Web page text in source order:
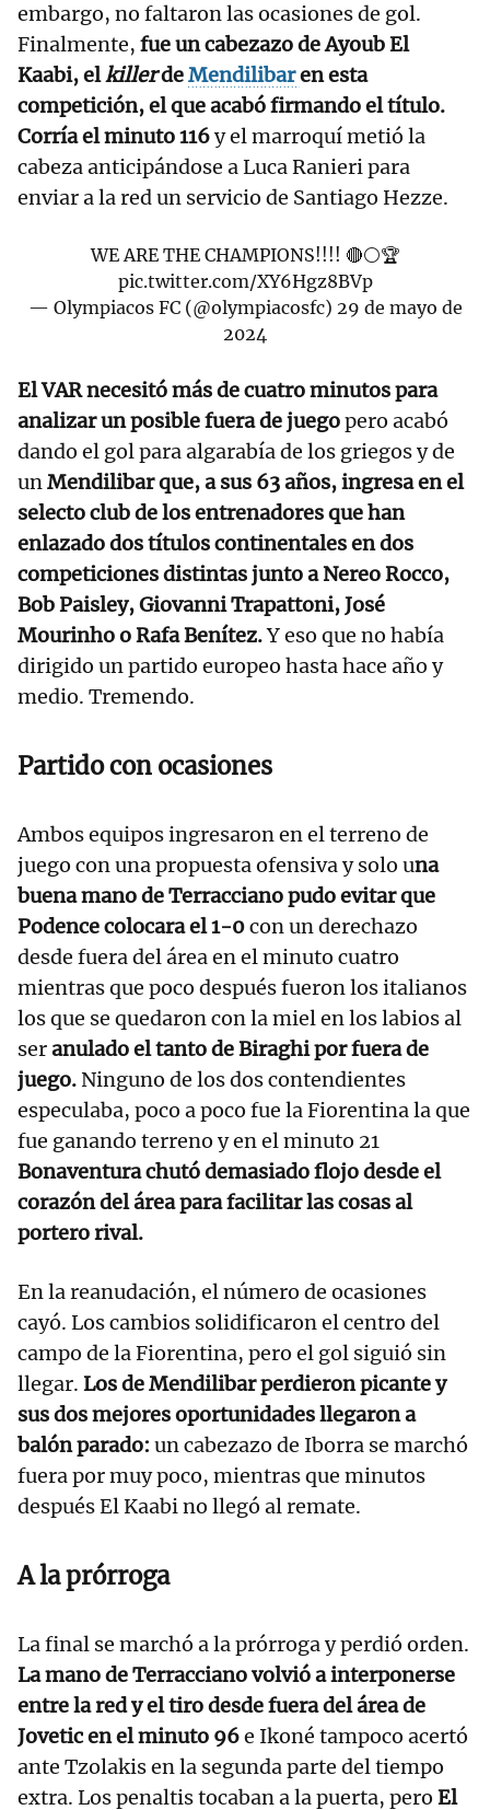
embargo, no faltaron las ocasiones de gol.
Finalmente, fue un cabezazo de Ayoub El
Kaabi, elkillerdeMendilibaren esta
competición, el que acabó firmando el título.
Corría el minuto 116y el marroquí metió la
cabeza anticipándose a Luca Ranieri para
enviar a la red un servicio de Santiago Hezze.
WE ARE THE CHAMPIONS!!!! 🔴⚪️🏆
pic.twitter.com/XY6Hgz8BVp
— Olympiacos FC (@olympiacosfc) 29 de mayo de
2024
El VAR necesitó más de cuatro minutos para
analizar un posible fuera de juegopero acabó
dando el gol para algarabía de los griegos y de
unMendilibar que, a sus 63 años, ingresa en el
selecto club de los entrenadores que han
enlazado dos títulos continentales en dos
competiciones distintas junto a Nereo Rocco,
Bob Paisley, Giovanni Trapattoni, José
Mourinho o Rafa Benítez.Y eso que no había
dirigido un partido europeo hasta hace año y
medio. Tremendo.
Partido con ocasiones
Ambos equipos ingresaron en el terreno de
juego con una propuesta ofensiva y solo una
buena mano de Terracciano pudo evitar que
Podence colocara el 1-0con un derechazo
desde fuera del área en el minuto cuatro
mientras que poco después fueron los italianos
los que se quedaron con la miel en los labios al
seranulado el tanto de Biraghi por fuera de
juego. Ninguno de los dos contendientes
especulaba, poco a poco fue la Fiorentina la que
fue ganando terreno y en el minuto 21
Bonaventura chutó demasiado flojo desde el
corazón del área para facilitar las cosas al
portero rival.
En la reanudación, el número de ocasiones
cayó. Los cambios solidificaron el centro del
campo de la Fiorentina, pero el gol siguió sin
llegar. Los de Mendilibar perdieron picante y
sus dos mejores oportunidades llegaron a
balón parado: un cabezazo de Iborra se marchó
fuera por muy poco, mientras que minutos
después El Kaabi no llegó al remate.
A la prórroga
La final se marchó a la prórroga y perdió orden.
La mano de Terracciano volvió a interponerse
entre la red y el tiro desde fuera del área de
Jovetic en el minuto 96e Ikoné tampoco acertó
ante Tzolakis en la segunda parte del tiempo
extra. Los penaltis tocaban a la puerta, pero El